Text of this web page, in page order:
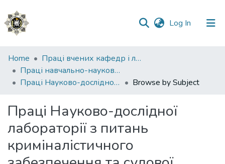
Log In (current)
Communities
&
Collections
Home
Праці вчених кафедр і лабораторій
Праці навчально-наукового експертно-криміналістичного інституту (ННІ №2)
Праці Науково-дослідної лабораторії з питань криміналістичного забезпечення та судової експертології ННЕКІ
Browse by Subject
Праці Науково-дослідної
лабораторії з питань
криміналістичного